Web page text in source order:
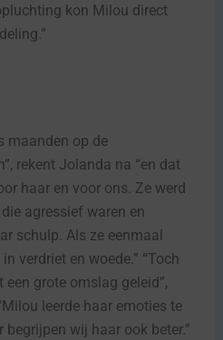
kon Milou direct
maanden op de
rekent Jolanda na “en dat
haar en voor ons. Ze werd
agressief waren en
schulp. Als ze eenmaal
verdriet en woede.” “Toch
grote omslag geleid”,
leerde haar emoties te
wij haar ook beter.”